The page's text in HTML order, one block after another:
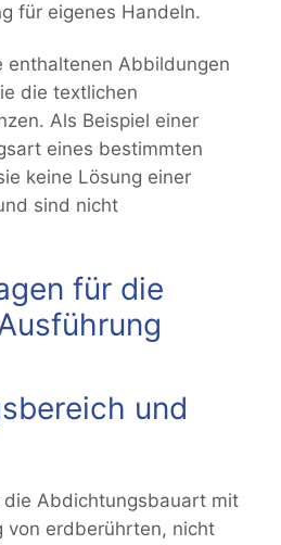
für eigenes Handeln.
enthaltenen Abbildungen
die textlichen
Als Beispiel einer
eines bestimmten
keine Lösung einer
sind nicht
für die
und
die Abdichtungsbauart mit
von erdberührten, nicht